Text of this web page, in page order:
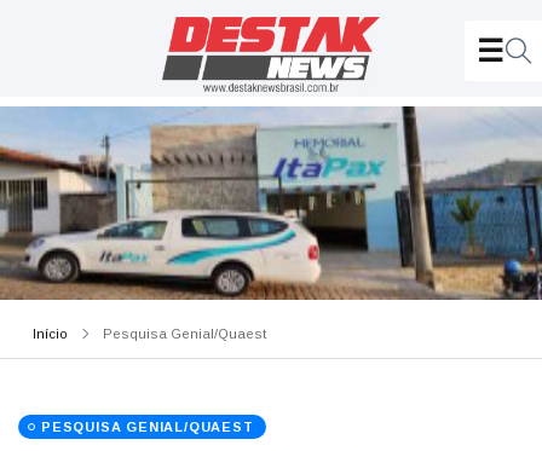
Início Pesquisa Genial/Quaest
PESQUISA GENIAL/QUAEST